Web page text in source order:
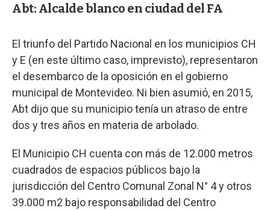
Abt: Alcalde blanco en ciudad del FA
El triunfo del Partido Nacional en los municipios CH
y E (en este último caso, imprevisto), representaron
el desembarco de la oposición en el gobierno
municipal de Montevideo. Ni bien asumió, en 2015,
Abt dijo que su municipio tenía un atraso de entre
dos y tres años en materia de arbolado.
El Municipio CH cuenta con más de 12.000 metros
cuadrados de espacios públicos bajo la
jurisdicción del Centro Comunal Zonal N° 4 y otros
39.000 m2 bajo responsabilidad del Centro